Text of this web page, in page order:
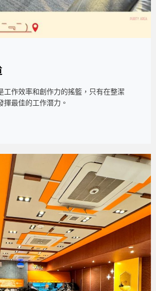
工作效率和創作力的搖籃，只有在整潔
揮最佳的工作潛力。